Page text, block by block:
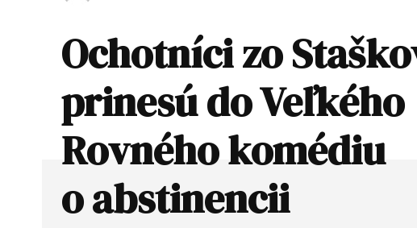
Ochotníci zo
prinesú do Veľkého
Rovného komédiu
o abstinencii